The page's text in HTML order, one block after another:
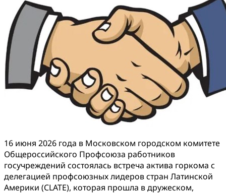
16 июня 2026 года в Московском городском комитете
Общероссийского Профсоюза работников
госучреждений состоялась встреча актива горкома с
делегацией профсоюзных лидеров стран Латинской
Америки (CLATE), которая прошла в дружеском,